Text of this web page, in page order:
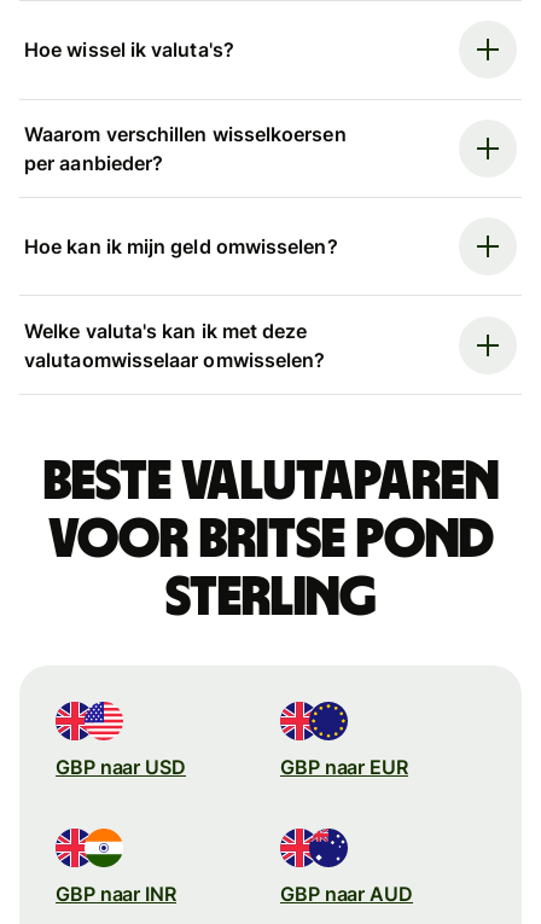
Hoe wissel ik valuta's?
Waarom verschillen wisselkoersen
per aanbieder?
Hoe kan ik mijn geld omwisselen?
Welke valuta's kan ik met deze
valutaomwisselaar omwisselen?
Beste valutaparen
voor Britse pond
sterling
GBP naar USD GBP naar EUR
GBP naar INR GBP naar AUD